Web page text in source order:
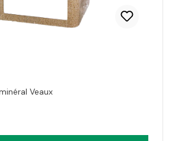
Veaux